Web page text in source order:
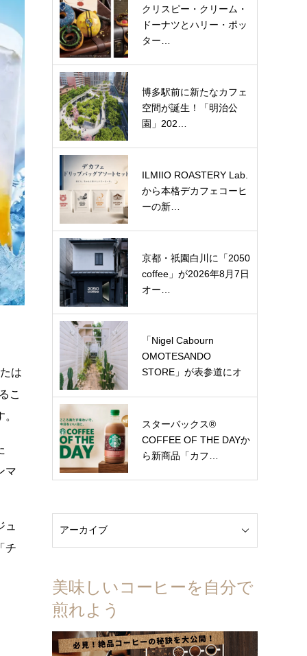
は
こ
マ
ュ
チ
クリスピー・クリーム・
ドーナツとハリー・ポッ
ター…
博多駅前に新たなカフェ
空間が誕生！「明治公
園」202…
ILMIIO ROASTERY Lab.
から本格デカフェコーヒ
ーの新…
京都・祇園白川に「2050
coffee」が2026年8月7日
オー…
「Nigel Cabourn
OMOTESANDO
STORE」が表参道にオ
スターバックス®
COFFEE OF THE DAYか
ら新商品「カフ…
美味しいコーヒーを自分で
煎れよう